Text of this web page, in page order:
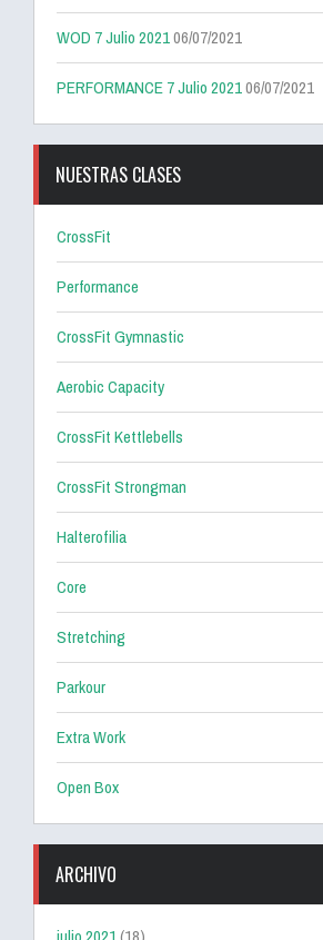
WOD 7 Julio 202106/07/2021
PERFORMANCE 7 Julio 202106/07/2021
NUESTRAS CLASES
CrossFit
Performance
CrossFit Gymnastic
Aerobic Capacity
CrossFit Kettlebells
CrossFit Strongman
Halterofilia
Core
Stretching
Parkour
Extra Work
Open Box
ARCHIVO